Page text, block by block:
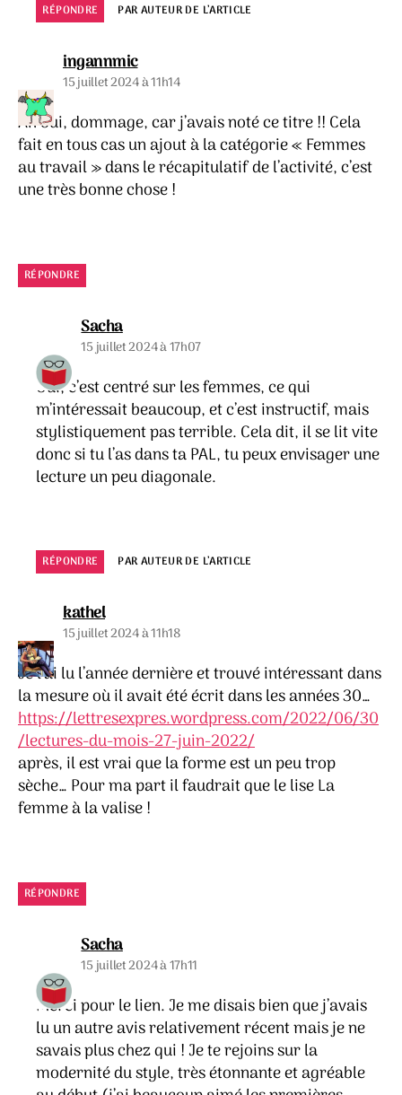
RÉPONDRE PAR AUTEUR DE L’ARTICLE
ingannmicdit :
15 juillet 2024 à 11h14
Ah oui, dommage, car j’avais noté ce titre !! Cela
fait en tous cas un ajout à la catégorie « Femmes
au travail » dans le récapitulatif de l’activité, c’est
une très bonne chose !
RÉPONDRE
Sachadit :
15 juillet 2024 à 17h07
Oui, c’est centré sur les femmes, ce qui
m’intéressait beaucoup, et c’est instructif, mais
stylistiquement pas terrible. Cela dit, il se lit vite
donc si tu l’as dans ta PAL, tu peux envisager une
lecture un peu diagonale.
RÉPONDRE PAR AUTEUR DE L’ARTICLE
katheldit :
15 juillet 2024 à 11h18
Je l’ai lu l’année dernière et trouvé intéressant dans
la mesure où il avait été écrit dans les années 30…
https://lettresexpres.wordpress.com/2022/06/30
/lectures-du-mois-27-juin-2022/
après, il est vrai que la forme est un peu trop
sèche… Pour ma part il faudrait que le lise La
femme à la valise !
RÉPONDRE
Sachadit :
15 juillet 2024 à 17h11
Merci pour le lien. Je me disais bien que j’avais
lu un autre avis relativement récent mais je ne
savais plus chez qui ! Je te rejoins sur la
modernité du style, très étonnante et agréable